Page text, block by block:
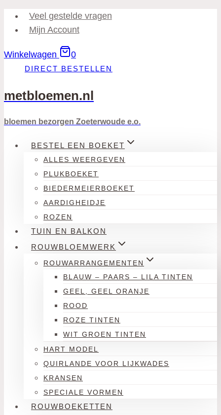
Doorgaan
naar
Veel gestelde vragen
Mijn Account
Winkelwagen 0
DIRECT BESTELLEN
metbloemen.nl
bloemen bezorgen Zoeterwoude e.o.
BESTEL EEN BOEKET
ALLES WEERGEVEN
PLUKBOEKET
BIEDERMEIERBOEKET
AARDIGHEIDJE
ROZEN
TUIN EN BALKON
ROUWBLOEMWERK
ROUWARRANGEMENTEN
BLAUW – PAARS – LILA TINTEN
GEEL, GEEL ORANJE
ROOD
ROZE TINTEN
WIT GROEN TINTEN
HART MODEL
QUIRLANDE VOOR LIJKWADES
KRANSEN
SPECIALE VORMEN
ROUWBOEKETTEN